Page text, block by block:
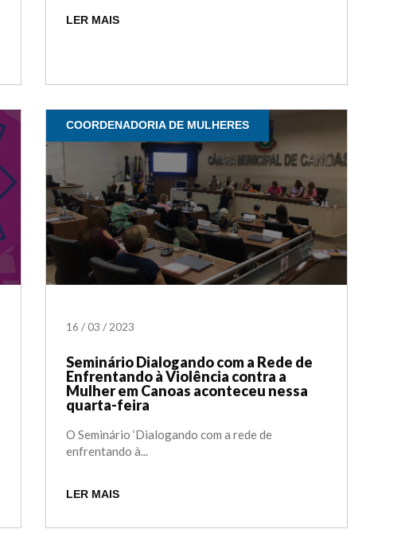
LER MAIS
COORDENADORIA DE MULHERES
16 /03 /2023
Seminário Dialogando com a Rede de
Enfrentando à Violência contra a
Mulher em Canoas aconteceu nessa
quarta-feira
O Seminário ‘Dialogando com a rede de
enfrentando à...
LER MAIS